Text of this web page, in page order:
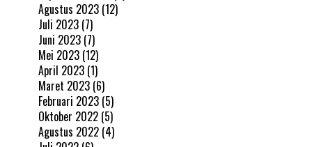
Agustus 2023 (12)
Juli 2023 (7)
Juni 2023 (7)
Mei 2023 (12)
April 2023 (1)
Maret 2023 (6)
Februari 2023 (5)
Oktober 2022 (5)
Agustus 2022 (4)